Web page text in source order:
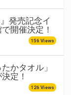
発売記念イ
開催決定！
156 Views
かタオル」
定！
126 Views